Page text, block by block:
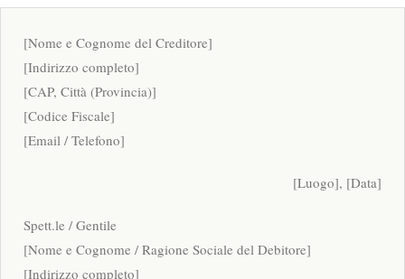
[Nome e Cognome del Creditore]
[Indirizzo completo]
[CAP, Città (Provincia)]
[Codice Fiscale]
[Email / Telefono]
[Luogo], [Data]
Spett.le / Gentile
[Nome e Cognome / Ragione Sociale del Debitore]
[Indirizzo completo]